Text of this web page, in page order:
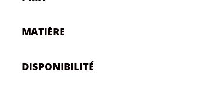
MATIÈRE
DISPONIBILITÉ